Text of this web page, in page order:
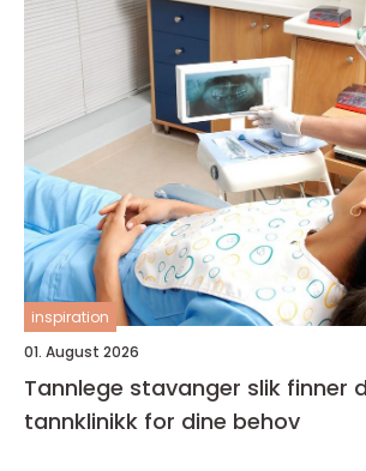
inspiration
01. August 2026
Tannlege stavanger slik finner du riktig
tannklinikk for dine behov